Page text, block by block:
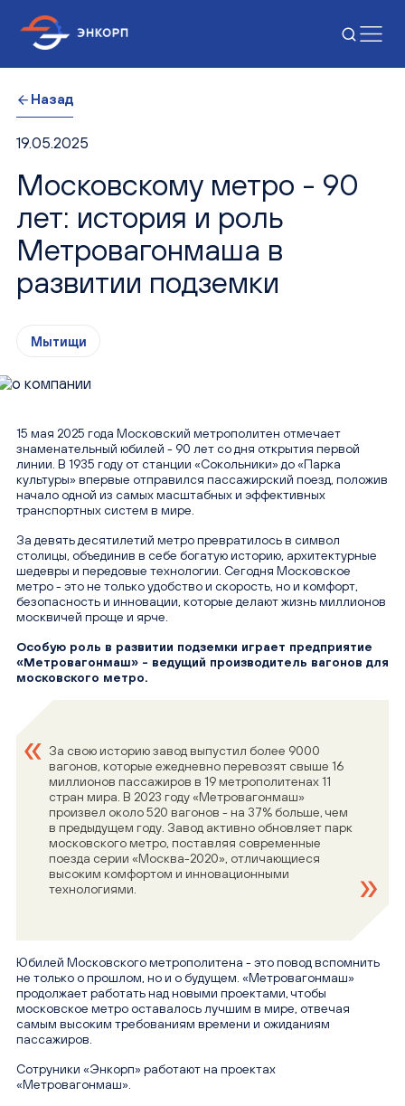
Назад
19.05.2025
Московскому метро - 90
лет: история и роль
Метровагонмаша в
развитии подземки
Мытищи
15 мая 2025 года Московский метрополитен отмечает
знаменательный юбилей - 90 лет со дня открытия первой
линии. В 1935 году от станции «Сокольники» до «Парка
культуры» впервые отправился пассажирский поезд, положив
начало одной из самых масштабных и эффективных
транспортных систем в мире.
За девять десятилетий метро превратилось в символ
столицы, объединив в себе богатую историю, архитектурные
шедевры и передовые технологии. Сегодня Московское
метро - это не только удобство и скорость, но и комфорт,
безопасность и инновации, которые делают жизнь миллионов
москвичей проще и ярче.
Особую роль в развитии подземки играет предприятие
«Метровагонмаш» - ведущий производитель вагонов для
московского метро.
За свою историю завод выпустил более 9000
вагонов, которые ежедневно перевозят свыше 16
миллионов пассажиров в 19 метрополитенах 11
стран мира. В 2023 году «Метровагонмаш»
произвел около 520 вагонов - на 37% больше, чем
в предыдущем году. Завод активно обновляет парк
московского метро, поставляя современные
поезда серии «Москва-2020», отличающиеся
высоким комфортом и инновационными
технологиями.
Юбилей Московского метрополитена - это повод вспомнить
не только о прошлом, но и о будущем. «Метровагонмаш»
продолжает работать над новыми проектами, чтобы
московское метро оставалось лучшим в мире, отвечая
самым высоким требованиям времени и ожиданиям
пассажиров.
Сотруники «Энкорп» работают на проектах
«Метровагонмаш».